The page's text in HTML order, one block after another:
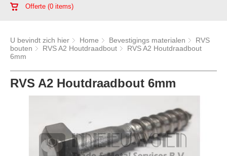
Offerte (0 items)
U bevindt zich hier Home Bevestigings materialen
RVS
bouten
RVS A2 Houtdraadbout
RVS A2 Houtdraadbout
6mm
RVS A2 Houtdraadbout 6mm